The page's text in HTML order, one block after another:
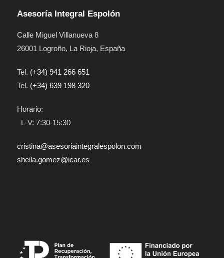
Asesoría Integral Espolón
Calle Miguel Villanueva 8
26001 Logroño, La Rioja, España
Tel. (+34) 941 266 651
Tel. (+34) 639 198 320
Horario:
L-V: 7:30-15:30
cristina@asesoriaintegralespolon.com
sheila.gomez@icar.es